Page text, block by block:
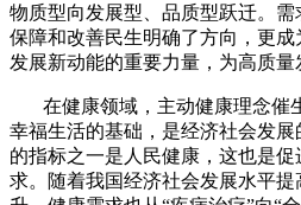
物质型向发展型、品质型跃迁。
保障和改善民生明确了方向，更
发展新动能的重要力量，为高质量
在健康领域，主动健康理念催
幸福生活的基础，是经济社会发
的指标之一是人民健康，这也是
求。随着我国经济社会发展水平